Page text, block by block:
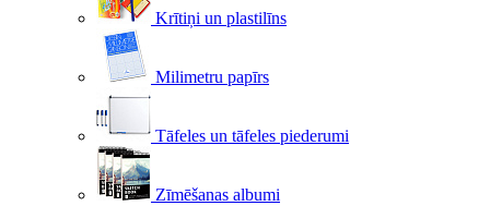
Krītiņi un plastilīns
Milimetru papīrs
Tāfeles un tāfeles piederumi
Zīmēšanas albumi